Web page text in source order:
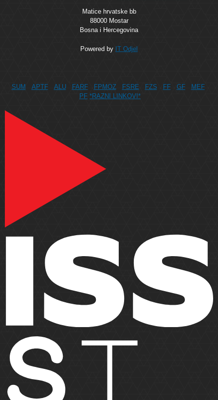
Matice hrvatske bb
88000 Mostar
Bosna i Hercegovina
Powered by IT Odjel
SUM APTF ALU FARF FPMOZ FSRE FZS FF GF
MEF
PF *RAZNI LINKOVI*